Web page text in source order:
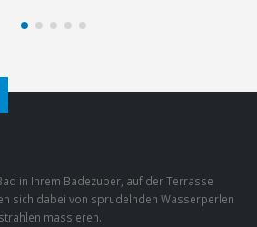
in Ihrem Badezuber, auf der Terrasse
sich dabei von sprudelnden Wasserperlen
massieren.